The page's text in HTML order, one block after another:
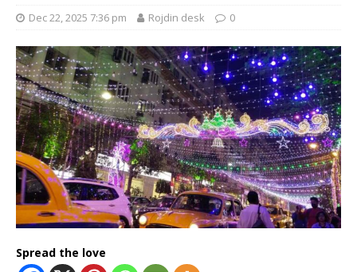
Dec 22, 2025 7:36 pm Rojdin desk 0
Spread the love